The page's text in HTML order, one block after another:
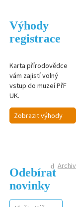
Výhody
registrace
Karta přírodovědce
vám zajistí volný
vstup do muzeí PřF
UK.
Zobrazit výhody
Archiv
Odebírat
novinky